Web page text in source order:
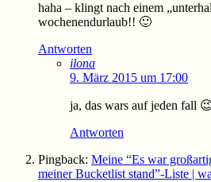
haha – klingt nach einem
wochenendurlaub!! 🙂
Antworten
ilona
9. März 2015 um 17:00
ja, das wars auf jeden fall
Antworten
Pingback: Meine “Es war
meiner Bucketlist stand”-Liste |